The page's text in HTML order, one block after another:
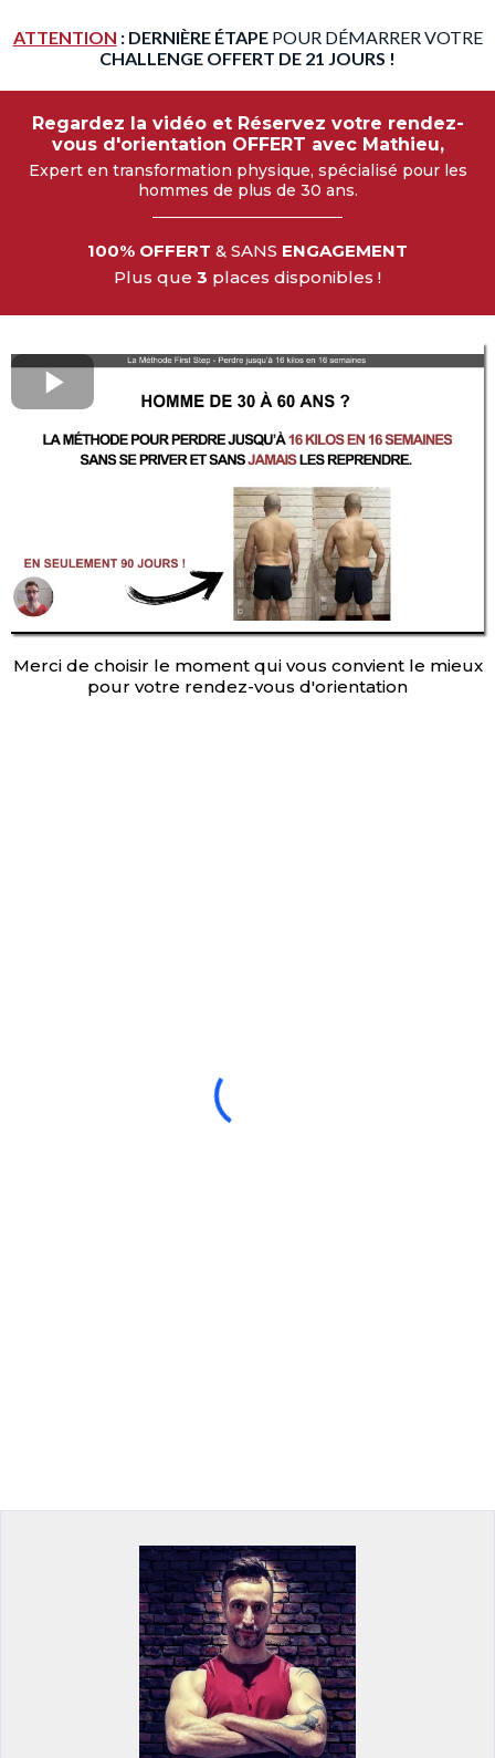
ATTENTION : DERNIÈRE ÉTAPEPOUR DÉMARRER VOTRE
CHALLENGE OFFERT DE 21 JOURS !
Regardez la vidéo et Réservez votre rendez-
vous d'orientation OFFERT avec Mathieu,
Expert en transformation physique, spécialisé pour les
hommes de plus de 30 ans.
100% OFFERT & SANS ENGAGEMENT
Plus que 3 places disponibles !
Merci de choisir le moment qui vous convient le mieux
pour votre rendez-vous d'orientation